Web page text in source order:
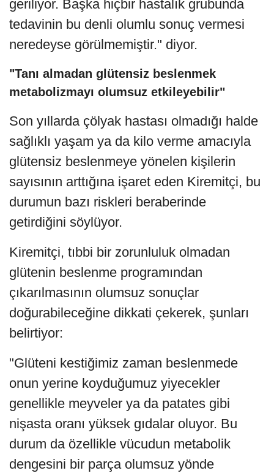
geriliyor. Başka hiçbir hastalık grubunda
tedavinin bu denli olumlu sonuç vermesi
neredeyse görülmemiştir." diyor.
"Tanı almadan glütensiz beslenmek
metabolizmayı olumsuz etkileyebilir"
Son yıllarda çölyak hastası olmadığı halde
sağlıklı yaşam ya da kilo verme amacıyla
glütensiz beslenmeye yönelen kişilerin
sayısının arttığına işaret eden Kiremitçi, bu
durumun bazı riskleri beraberinde
getirdiğini söylüyor.
Kiremitçi, tıbbi bir zorunluluk olmadan
glütenin beslenme programından
çıkarılmasının olumsuz sonuçlar
doğurabileceğine dikkati çekerek, şunları
belirtiyor:
"Glüteni kestiğimiz zaman beslenmede
onun yerine koyduğumuz yiyecekler
genellikle meyveler ya da patates gibi
nişasta oranı yüksek gıdalar oluyor. Bu
durum da özellikle vücudun metabolik
dengesini bir parça olumsuz yönde